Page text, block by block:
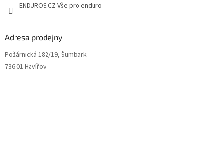
ENDURO9.CZ Vše pro enduro
Adresa prodejny
Požárnická 182/19, Šumbark
736 01 Havířov